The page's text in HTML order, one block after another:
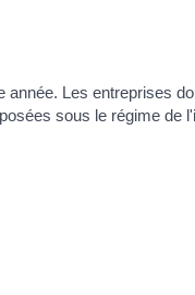
Les entreprises
sous le régime de